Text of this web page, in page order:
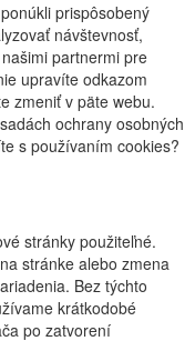
prispôsobený
návštevnosť,
partnermi pre
upravíte odkazom
zmeniť v päte webu.
ochrany osobných
s používaním cookies?
stránky použiteľné.
stránke alebo zmena
Bez týchto
krátkodobé
po zatvorení